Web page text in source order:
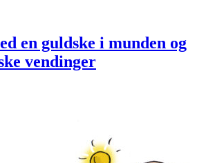
en guldske i munden og
vendinger